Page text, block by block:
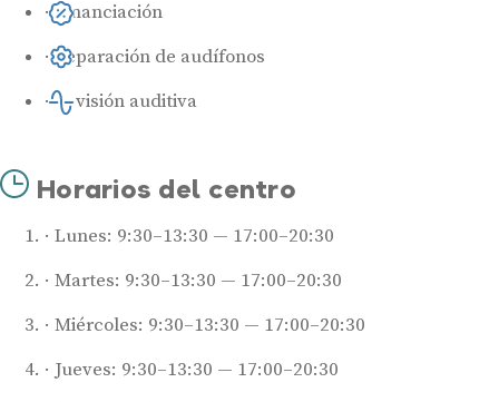
Financiación
Reparación de audífonos
Revisión auditiva
Horarios del centro
Lunes: 9:30–13:30 — 17:00–20:30
Martes: 9:30–13:30 — 17:00–20:30
Miércoles: 9:30–13:30 — 17:00–20:30
Jueves: 9:30–13:30 — 17:00–20:30